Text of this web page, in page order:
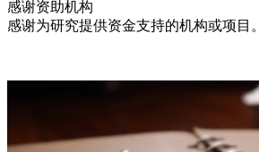
感谢资助机构
感谢为研究提供资金支持的机构或项目。